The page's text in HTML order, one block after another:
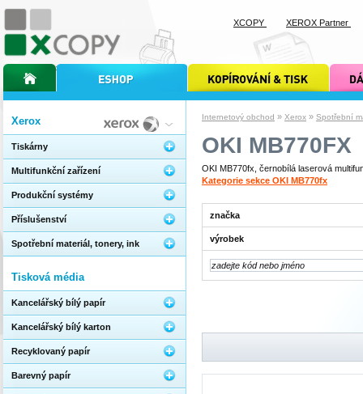
Internetový obchod » Xerox » Spotřební
OKI MB770FX
OKI MB770fx, černobílá laserová
Kategorie sekce OKI MB770fx
značka
výrobek
Xerox
Tiskárny
Multifunkční zařízení
Produkční systémy
Příslušenství
Spotřební materiál, tonery, ink
Tisková média
Kancelářský bílý papír
Kancelářský bílý karton
Recyklovaný papír
Barevný papír
úvodní stránka xcopyinternetový obchod xcopy kopírování a tisk xcopy dárkové
XCOPY XEROX Partner